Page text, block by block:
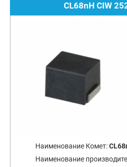
CL68nH CIW
Наименование Комет:
Наименование